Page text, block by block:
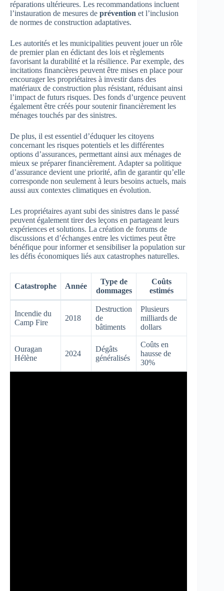
réparations ultérieures. Les recommandations incluent
l’instauration de mesures de prévention et l’inclusion
de normes de construction adaptatives.
Les autorités et les municipalities peuvent jouer un rôle
de premier plan en édictant des lois et règlements
favorisant la durabilité et la résilience. Par exemple, des
incitations financières peuvent être mises en place pour
encourager les propriétaires à investir dans des
matériaux de construction plus résistant, réduisant ainsi
l’impact de futurs risques. Des fonds d’urgence peuvent
également être créés pour soutenir financièrement les
ménages touchés par des sinistres.
De plus, il est essentiel d’éduquer les citoyens
concernant les risques potentiels et les différentes
options d’assurances, permettant ainsi aux ménages de
mieux se préparer financièrement. Adapter sa politique
d’assurance devient une priorité, afin de garantir qu’elle
corresponde non seulement à leurs besoins actuels, mais
aussi aux contextes climatiques en évolution.
Les propriétaires ayant subi des sinistres dans le passé
peuvent également tirer des leçons en partageant leurs
expériences et solutions. La création de forums de
discussions et d’échanges entre les victimes peut être
bénéfique pour informer et sensibiliser la population sur
les défis économiques liés aux catastrophes naturelles.
Catastrophe Année
Type de
dommages
Coûts
estimés
Incendie du
Camp Fire
2018
Destruction
de
bâtiments
Plusieurs
milliards de
dollars
Ouragan
Hélène
2024
Dégâts
généralisés
Coûts en
hausse de
30%